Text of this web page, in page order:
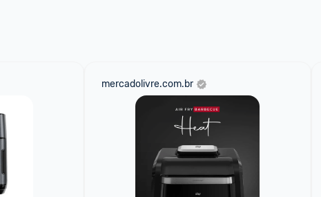
mercadolivre.com.br